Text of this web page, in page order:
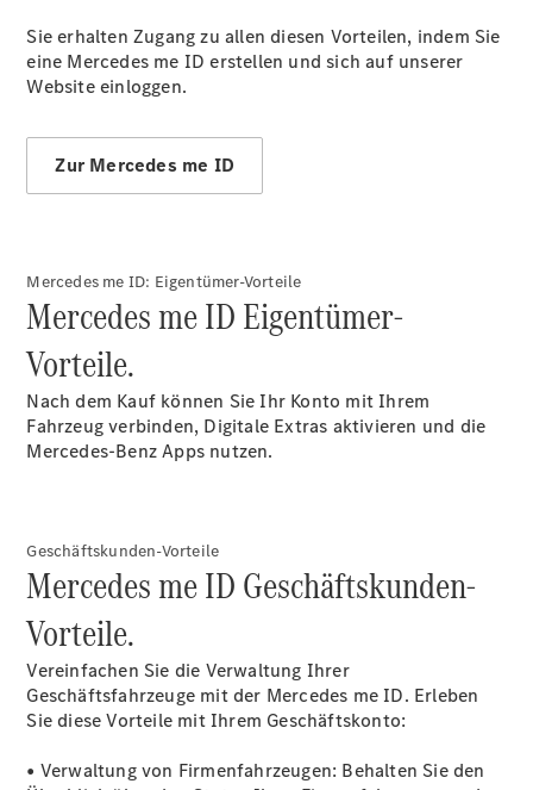
Probefahrt
Mercedes-
Benz Store
Alle SUVs
EQE
SUV
EQS
SUV
Elektrisch
Mercedes-
GLA
GLA
GLA Neu
GLB
GLC
Elektrisch
GLC
GLC Coupé
GLE
Neu
Sie erhalten Zugang zu allen diesen Vorteilen, indem Sie
eine Mercedes me ID erstellen und sich auf unserer
Website einloggen.
Zur Mercedes me ID
Mercedes me ID: Eigentümer-Vorteile
Mercedes me ID Eigentümer-
Vorteile.
Nach dem Kauf können Sie Ihr Konto mit Ihrem
Fahrzeug verbinden, Digitale Extras aktivieren und die
Mercedes-Benz Apps nutzen.
Geschäftskunden-Vorteile
Mercedes me ID Geschäftskunden-
Vorteile.
Vereinfachen Sie die Verwaltung Ihrer
Geschäftsfahrzeuge mit der Mercedes me ID. Erleben
Sie diese Vorteile mit Ihrem Geschäftskonto:
• Verwaltung von Firmenfahrzeugen: Behalten Sie den